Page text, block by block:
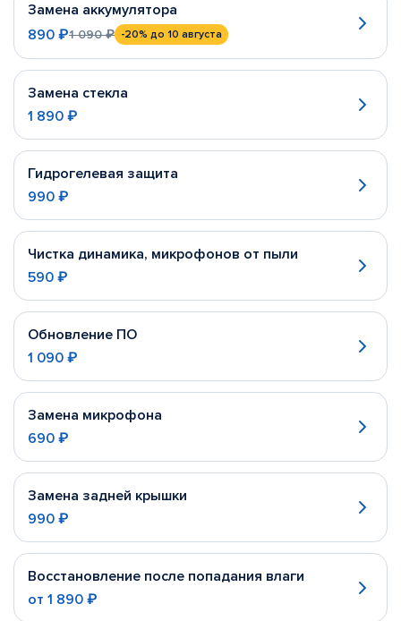
Замена аккумулятора
890 ₽1 090 ₽ -20% до 10 августа
Замена стекла
1 890 ₽
Гидрогелевая защита
990 ₽
Чистка динамика, микрофонов от пыли
590 ₽
Обновление ПО
1 090 ₽
Замена микрофона
690 ₽
Замена задней крышки
990 ₽
Восстановление после попадания влаги
от 1 890 ₽